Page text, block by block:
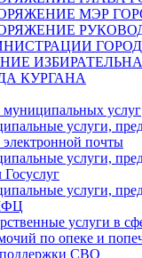
МЭР
КУРГАНА
муниципальных услуг
услуги,
электронной почты
услуги,
Госуслуг
услуги,
услуги в
по опеке и
СВО